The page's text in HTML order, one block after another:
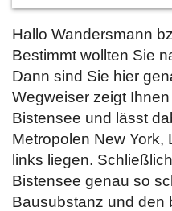
Hallo Wandersmann
Bestimmt wollten Sie
Dann sind Sie hier
Wegweiser zeigt
Bistensee und lässt
Metropolen New York,
links liegen.
Bistensee genau so
Bausubstanz und den